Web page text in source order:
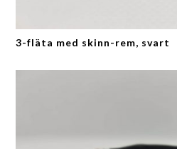
3-fläta med skinn-rem, svart